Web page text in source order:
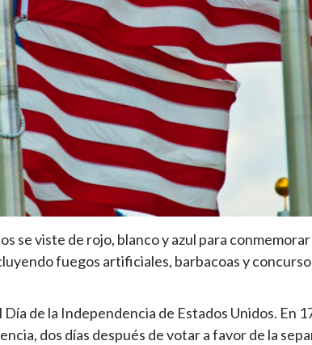
se viste de rojo, blanco y azul para
fuegos artificiales, barbacoas y
Día de la Independencia de Estados Unidos. En
dos días después de votar a favor de la